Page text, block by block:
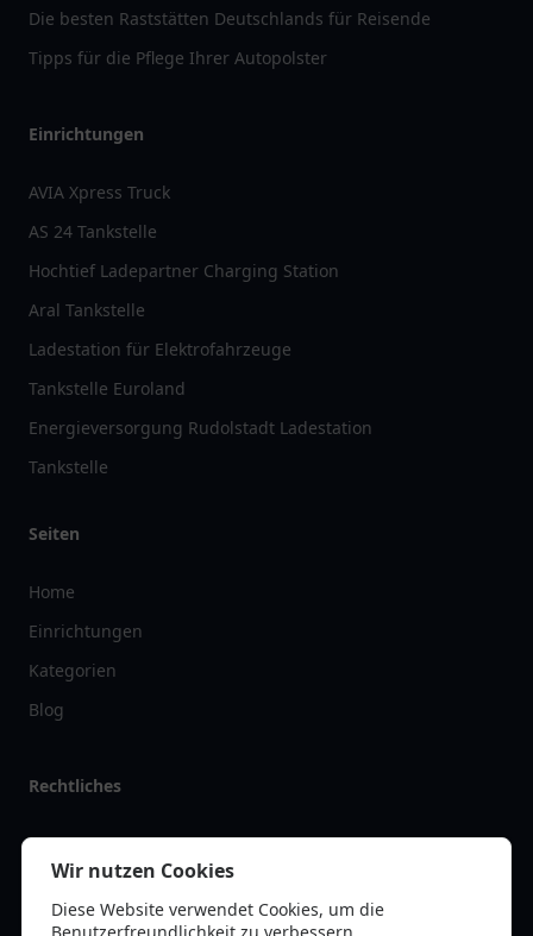
Die besten Raststätten Deutschlands für Reisende
Tipps für die Pflege Ihrer Autopolster
Einrichtungen
AVIA Xpress Truck
AS 24 Tankstelle
Hochtief Ladepartner Charging Station
Aral Tankstelle
Ladestation für Elektrofahrzeuge
Tankstelle Euroland
Energieversorgung Rudolstadt Ladestation
Tankstelle
Seiten
Home
Einrichtungen
Kategorien
Blog
Rechtliches
Impressum
Datenschutz
Kontakt
Wir nutzen Cookies
Diese Website verwendet Cookies, um die